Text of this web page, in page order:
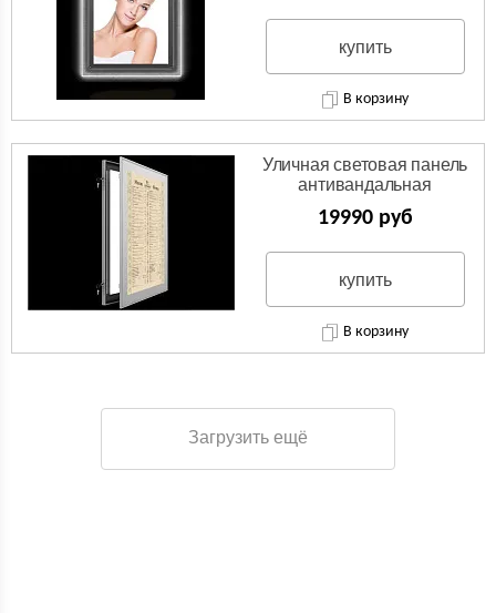
купить
В корзину
Уличная световая панель
антивандальная
19990 руб
купить
В корзину
Загрузить ещё